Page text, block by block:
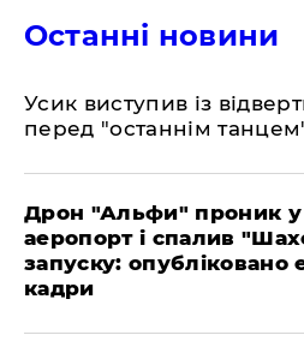
Останні новини
​Усик виступив із
перед "останнім
​Дрон "Альфи" проник
аеропорт і спалив
запуску: опубліковано
кадри